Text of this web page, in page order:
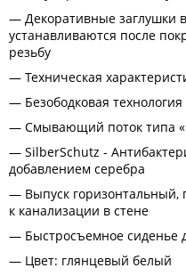
Декоративные заглушки
устанавливаются после
резьбу
Техническая
Безободковая технология
Смывающий поток типа
SilberSchutz -
добавлением серебра
Выпуск
к канализации в стене
Быстросъемное сиденье
Цвет: глянцевый белый